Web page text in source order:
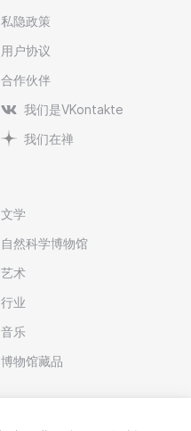
私隐政策
用户协议
合作伙伴
我们是VKontakte
我们在禅
文学
自然科学博物馆
艺术
行业
音乐
博物馆藏品